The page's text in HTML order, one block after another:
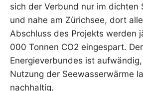
sich der Verbund nur im dichten
und nahe am Zürichsee, dort
Abschluss des Projekts werden
000 Tonnen CO2 eingespart.
Energieverbundes ist
Nutzung der Seewasserwärme
nachhaltig.